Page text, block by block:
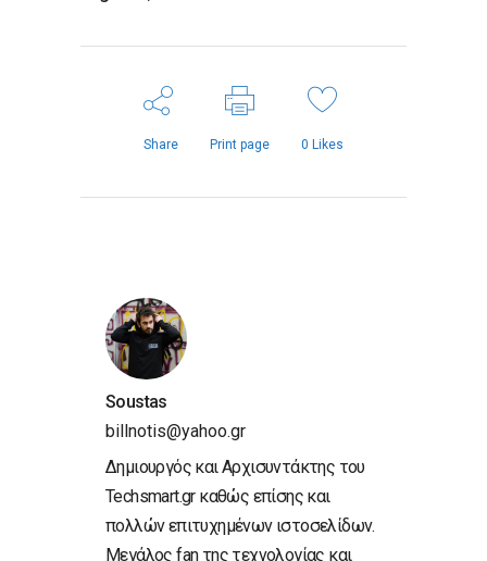
Share Print page 0 Likes
Soustas
billnotis@yahoo.gr
Δημιουργός και Αρχισυντάκτης του
Techsmart.gr καθώς επίσης και
πολλών επιτυχημένων ιστοσελίδων.
Μεγάλος fan της τεχνολογίας και